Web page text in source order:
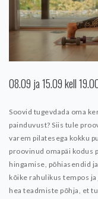
08.09 ja 15.09 kell
Soovid tugevdada oma
painduvust? Siis tule
varem pilatesega kokku
proovinud omapäi kodus
hingamise, põhiasendid
kõike rahulikus tempos ja
hea teadmiste põhja, et